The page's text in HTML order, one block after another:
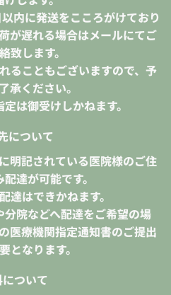
内に発送をこころがけており
が遅れる場合はメールにてご
致します。
ることもございますので、予
承ください。
は御受けしかねます。
について
明記されている医院様のご住
達が可能です。
達はできかねます。
分院などへ配達をご希望の場
医療機関指定通知書のご提出
となります。
ついて